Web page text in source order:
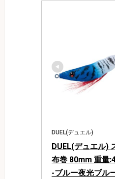
DUEL(デュエル)
DUEL(デュエル)
布巻 80mm 重量
-ブルー夜光ブル